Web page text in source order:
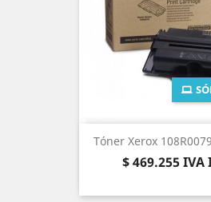
Tóner Xerox
Precio
$ 469.255IVA